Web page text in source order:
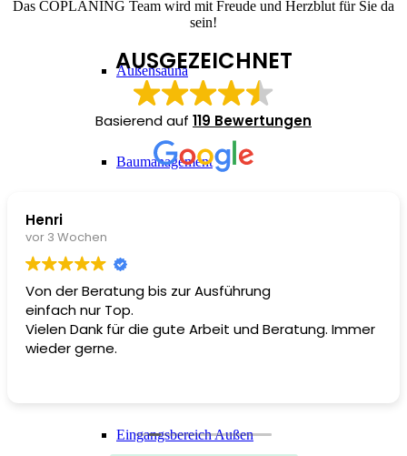
Außensauna
Baumanagement
Eingangsbereich Außen
Das COPLANING Team wird mit Freude und Herzblut für Sie da
sein!
AUSGEZEICHNET
Basierend auf 119 Bewertungen
Immer
I requested Coplaning to instal
complain about.